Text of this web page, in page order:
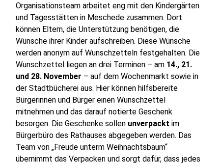
Organisationsteam arbeitet eng mit den Kindergärten
und Tagesstätten in Meschede zusammen. Dort
können Eltern, die Unterstützung benötigen, die
Wünsche ihrer Kinder aufschreiben. Diese Wünsche
werden anonym auf Wunschzetteln festgehalten. Die
Wunschzettel liegen an drei Terminen – am 14., 21.
und 28. November – auf dem Wochenmarkt sowie in
der Stadtbücherei aus. Hier können hilfsbereite
Bürgerinnen und Bürger einen Wunschzettel
mitnehmen und das darauf notierte Geschenk
besorgen. Die Geschenke sollen unverpackt im
Bürgerbüro des Rathauses abgegeben werden. Das
Team von „Freude unterm Weihnachtsbaum“
übernimmt das Verpacken und sorgt dafür, dass jedes